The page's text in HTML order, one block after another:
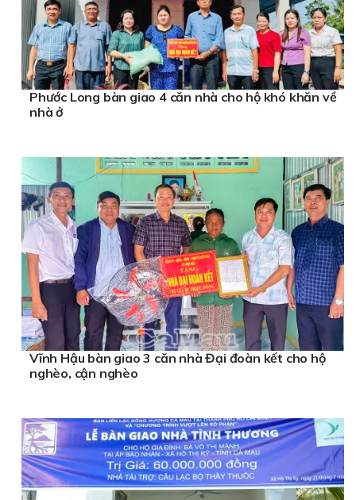
Phước Long bàn giao 4 căn nhà cho hộ khó khăn về
nhà ở
Vĩnh Hậu bàn giao 3 căn nhà Đại đoàn kết cho hộ
nghèo, cận nghèo